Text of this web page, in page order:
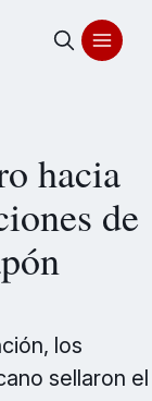
hacia
de
los
sellaron el